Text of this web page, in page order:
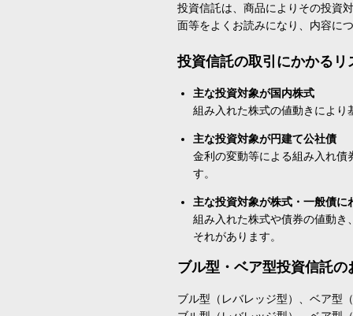
投資信託は、商品によりその投資
面等をよくお読みになり、内容に
投資信託の取引にかかるリ
主な投資対象が国内株式
組み入れた株式の値動きによ
主な投資対象が円建て公社債
金利の変動等による組み入れ
す。
主な投資対象が株式・一般債
組み入れた株式や債券の値動
それがあります。
ブル型・ベア型投資信託
ブル型（レバレッジ型）、ベア型